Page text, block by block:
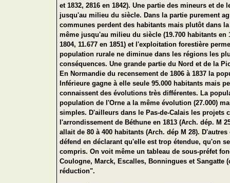
et 1832, 2816 en 1842). Une partie des mineurs et
jusqu'au milieu du siècle. Dans la partie purement
communes perdent des habitants mais plutôt dans
même jusqu'au milieu du siècle (19.700 habitants en
1804, 11.677 en 1851) et l'exploitation forestière
population rurale ne diminue dans les régions les
conséquences. Une grande partie du Nord et de la
En Normandie du recensement de 1806 à 1837 la
Inférieure gagne à elle seule 95.000 habitants mais
connaissent des évolutions très différentes. La
population de l'Orne a la même évolution (27.000)
simples. D'ailleurs dans le Pas-de-Calais les projets
l'arrondissement de Béthune en 1813 (Arch. dép. M
allait de 80 à 400 habitants (Arch. dép M 28).
défend en déclarant qu'elle est trop étendue, qu'on
compris. On voit même un tableau de sous-préfet
Coulogne, Marck, Escalles, Bonningues et
réduction".